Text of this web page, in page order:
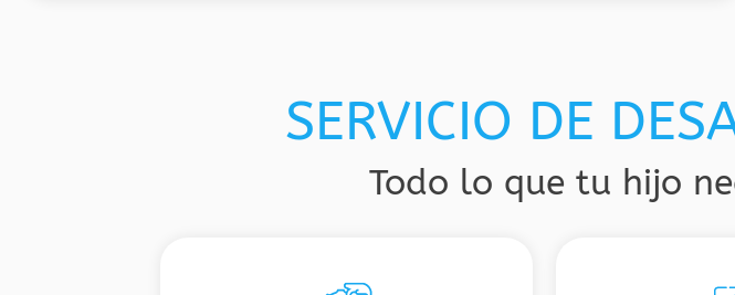
SERVICIO DE
Todo lo que tu hijo